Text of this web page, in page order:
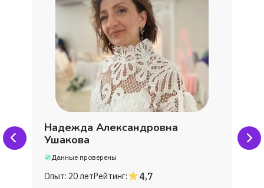
Надежда Александровна
Ушакова
Данные проверены
Опыт: 20 летРейтинг:
4,7